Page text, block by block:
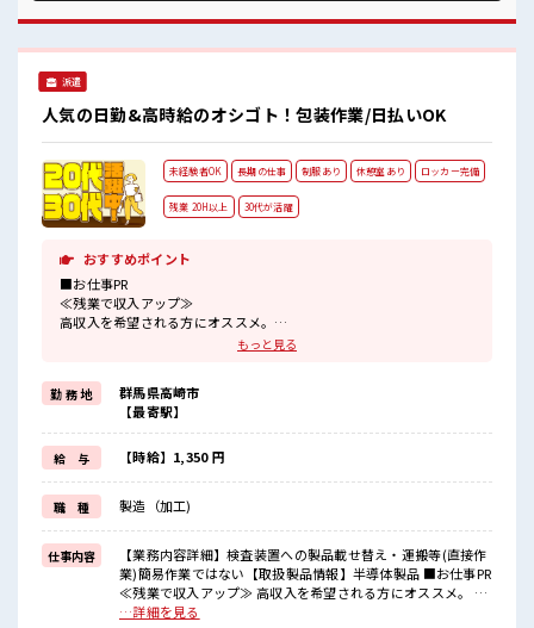
派遣
人気の日勤&高時給のオシゴト！包装作業/日払いOK
未経験者OK 長期の仕事 制服あり 休憩室あり ロッカー完備
残業 20H以上 30代が活躍
おすすめポイント
■お仕事PR
≪残業で収入アップ≫
高収入を希望される方にオススメ。
残業は月20時間以上あります♪
制服があるので、
毎日の服装の悩み解消♪
≪未経験の方も大カンゲイ≫
新しいことにチャレンジするのは不安だけど、
しっかり働く環境が整っています！
イチからスキルUP・ステップUP目指していきましょう！
≪自分に合った期間で働ける≫
福利厚生が整った派遣のお仕事です！
■職場の雰囲気
休憩室完備でランチや休憩も充実しそう♪
職場にはロッカー完備！
私物の置きすぎには注意が必要ですね★
もっと見る
勤 務 地
群馬県高崎市
【最寄駅】
給 与 【時給】1,350 円
職 種 製造（加工)
仕事内容
【業務内容詳細】検査装置への製品載せ替え・運搬等(直接作
業)簡易作業ではない【取扱製品情報】半導体製品 ■お仕事PR
≪残業で収入アップ≫ 高収入を希望される方にオススメ。 残
業は月20時間以上あります♪ ≪機能的な制服アリ≫ 制服があ
…詳細を見る